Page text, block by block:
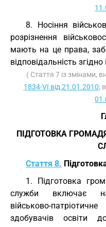
8. Носіння
розрізнення
мають на це права,
відповідальність
( Стаття 7 із змінами,
1834-VI від 21.01.2010;
ПІДГОТОВКА
Стаття 8.
1. Підготовка
служби включає
військово-
здобувачів освіти